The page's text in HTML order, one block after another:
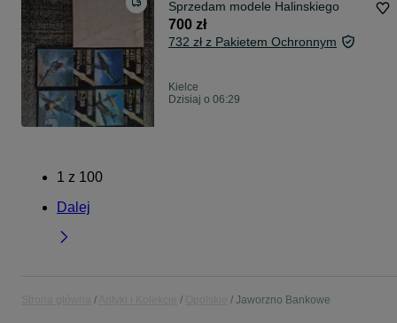
Sprzedam modele Halinskiego
700 zł
732 zł z Pakietem Ochronnym
Kielce
Dzisiaj o 06:29
1 z 100
Dalej
Jaworzno Bankowe